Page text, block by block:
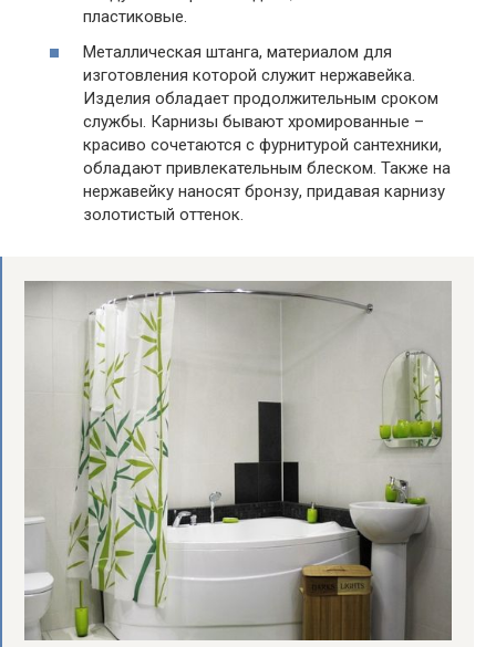
пластиковые.
Металлическая штанга, материалом для
изготовления которой служит нержавейка.
Изделия обладает продолжительным сроком
службы. Карнизы бывают хромированные –
красиво сочетаются с фурнитурой сантехники,
обладают привлекательным блеском. Также на
нержавейку наносят бронзу, придавая карнизу
золотистый оттенок.